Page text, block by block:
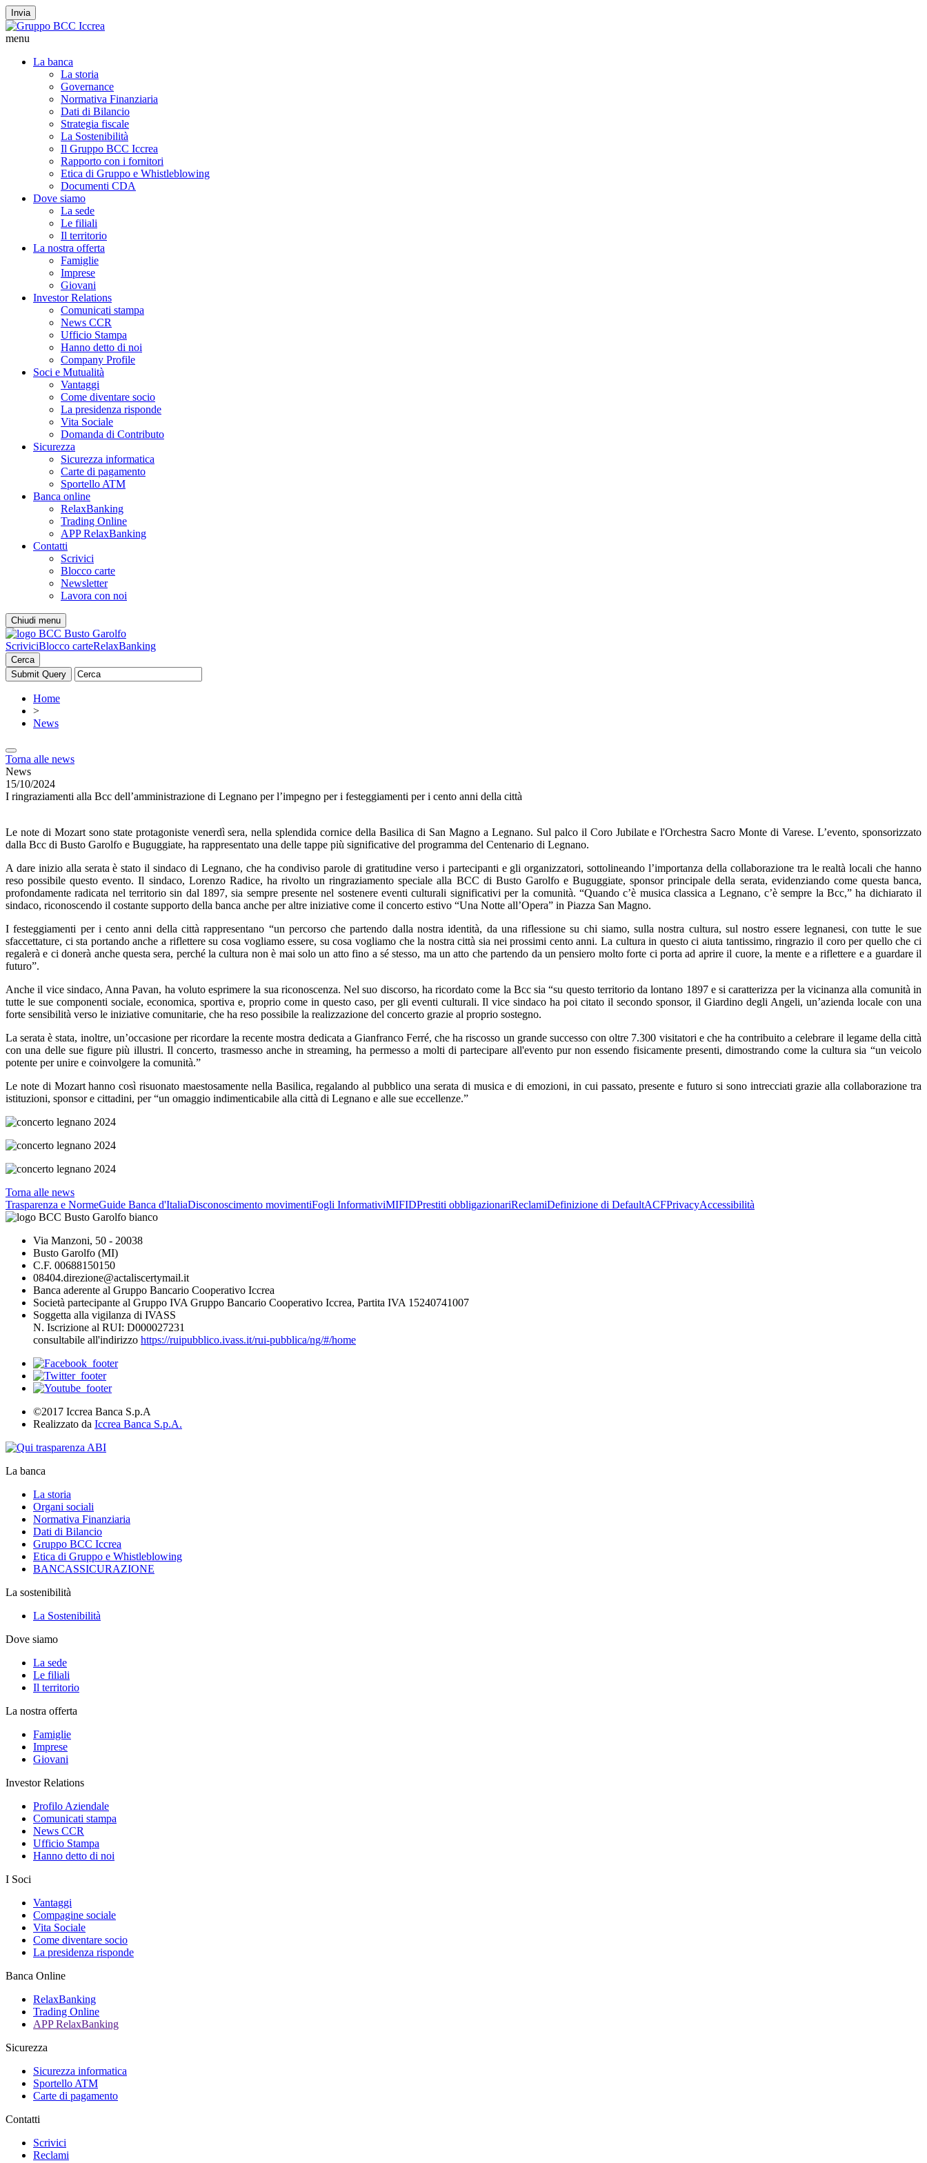
Invia
menu
La banca
La storia
Governance
Normativa Finanziaria
Dati di Bilancio
Strategia fiscale
La Sostenibilità
Il Gruppo BCC Iccrea
Rapporto con i fornitori
Etica di Gruppo e Whistleblowing
Documenti CDA
Dove siamo
La sede
Le filiali
Il territorio
La nostra offerta
Famiglie
Imprese
Giovani
Investor Relations
Comunicati stampa
News CCR
Ufficio Stampa
Hanno detto di noi
Company Profile
Soci e Mutualità
Vantaggi
Come diventare socio
La presidenza risponde
Vita Sociale
Domanda di Contributo
Sicurezza
Sicurezza informatica
Carte di pagamento
Sportello ATM
Banca online
RelaxBanking
Trading Online
APP RelaxBanking
Contatti
Scrivici
Blocco carte
Newsletter
Lavora con noi
Chiudi menu
ScriviciBlocco carteRelaxBanking
Cerca
Home
>
News
Torna alle news
News
15/10/2024
I ringraziamenti alla Bcc dell’amministrazione di Legnano per l’impegno per i festeggiamenti per i cento anni della città
Le note di Mozart sono state protagoniste venerdì sera, nella splendida cornice della Basilica di San Magno a Legnano. Sul palco il Coro Jubilate e l'Orchestra Sacro Monte di Varese. L’evento, sponsorizzato
dalla Bcc di Busto Garolfo e Buguggiate, ha rappresentato una delle tappe più significative del programma del Centenario di Legnano.
A dare inizio alla serata è stato il sindaco di Legnano, che ha condiviso parole di gratitudine verso i partecipanti e gli organizzatori, sottolineando l’importanza della collaborazione tra le realtà locali che hanno
reso possibile questo evento. Il sindaco, Lorenzo Radice, ha rivolto un ringraziamento speciale alla BCC di Busto Garolfo e Buguggiate, sponsor principale della serata, evidenziando come questa banca,
profondamente radicata nel territorio sin dal 1897, sia sempre presente nel sostenere eventi culturali significativi per la comunità. “Quando c’è musica classica a Legnano, c’è sempre la Bcc,” ha dichiarato il
sindaco, riconoscendo il costante supporto della banca anche per altre iniziative come il concerto estivo “Una Notte all’Opera” in Piazza San Magno.
I festeggiamenti per i cento anni della città rappresentano “un percorso che partendo dalla nostra identità, da una riflessione su chi siamo, sulla nostra cultura, sul nostro essere legnanesi, con tutte le sue
sfaccettature, ci sta portando anche a riflettere su cosa vogliamo essere, su cosa vogliamo che la nostra città sia nei prossimi cento anni. La cultura in questo ci aiuta tantissimo, ringrazio il coro per quello che ci
regalerà e ci donerà anche questa sera, perché la cultura non è mai solo un atto fino a sé stesso, ma un atto che partendo da un pensiero molto forte ci porta ad aprire il cuore, la mente e a riflettere e a guardare il
futuro”.
Anche il vice sindaco, Anna Pavan, ha voluto esprimere la sua riconoscenza. Nel suo discorso, ha ricordato come la Bcc sia “su questo territorio da lontano 1897 e si caratterizza per la vicinanza alla comunità in
tutte le sue componenti sociale, economica, sportiva e, proprio come in questo caso, per gli eventi culturali. Il vice sindaco ha poi citato il secondo sponsor, il Giardino degli Angeli, un’azienda locale con una
forte sensibilità verso le iniziative comunitarie, che ha reso possibile la realizzazione del concerto grazie al proprio sostegno.
La serata è stata, inoltre, un’occasione per ricordare la recente mostra dedicata a Gianfranco Ferré, che ha riscosso un grande successo con oltre 7.300 visitatori e che ha contribuito a celebrare il legame della città
con una delle sue figure più illustri. Il concerto, trasmesso anche in streaming, ha permesso a molti di partecipare all'evento pur non essendo fisicamente presenti, dimostrando come la cultura sia “un veicolo
potente per unire e coinvolgere la comunità.”
Le note di Mozart hanno così risuonato maestosamente nella Basilica, regalando al pubblico una serata di musica e di emozioni, in cui passato, presente e futuro si sono intrecciati grazie alla collaborazione tra
istituzioni, sponsor e cittadini, per “un omaggio indimenticabile alla città di Legnano e alle sue eccellenze.”
Torna alle news
Trasparenza e NormeGuide Banca d'ItaliaDisconoscimento movimentiFogli InformativiMIFIDPrestiti obbligazionariReclamiDefinizione di DefaultACFPrivacyAccessibilità
Via Manzoni, 50 - 20038
Busto Garolfo (MI)
C.F. 00688150150
08404.direzione@actaliscertymail.it
Banca aderente al Gruppo Bancario Cooperativo Iccrea
Società partecipante al Gruppo IVA Gruppo Bancario Cooperativo Iccrea, Partita IVA 15240741007
Soggetta alla vigilanza di IVASS
N. Iscrizione al RUI: D000027231
consultabile all'indirizzo https://ruipubblico.ivass.it/rui-pubblica/ng/#/home
©2017 Iccrea Banca S.p.A
Realizzato da Iccrea Banca S.p.A.
La banca
La storia
Organi sociali
Normativa Finanziaria
Dati di Bilancio
Gruppo BCC Iccrea
Etica di Gruppo e Whistleblowing
BANCASSICURAZIONE
La sostenibilità
La Sostenibilità
Dove siamo
La sede
Le filiali
Il territorio
La nostra offerta
Famiglie
Imprese
Giovani
Investor Relations
Profilo Aziendale
Comunicati stampa
News CCR
Ufficio Stampa
Hanno detto di noi
I Soci
Vantaggi
Compagine sociale
Vita Sociale
Come diventare socio
La presidenza risponde
Banca Online
RelaxBanking
Trading Online
APP RelaxBanking
Sicurezza
Sicurezza informatica
Sportello ATM
Carte di pagamento
Contatti
Scrivici
Reclami